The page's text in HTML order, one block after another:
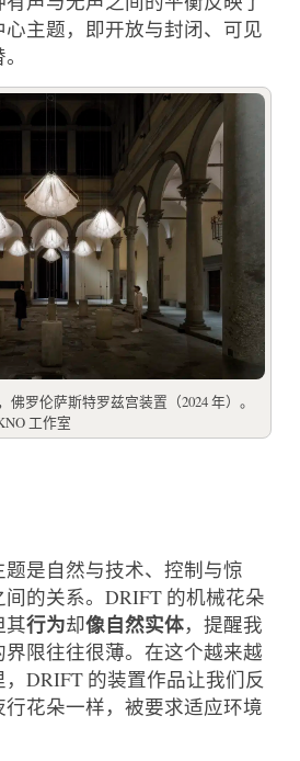
心主题，即开放与封闭、可见
佛罗伦萨斯特罗兹宫装置（2024 年）。
工作室
是自然与技术、控制与惊
的关系。DRIFT 的机械花朵
其行为却像自然实体，提醒我
限往往很薄。在这个越来越
DRIFT 的装置作品让我们反
花朵一样，被要求适应环境